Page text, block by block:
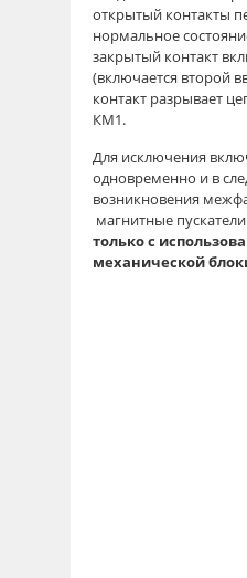
открытый контакты
нормальное
закрытый контакт
(включается второй
контакт разрывает
КМ1.
Для исключения
одновременно и в
возникновения
магнитные
только с
механической